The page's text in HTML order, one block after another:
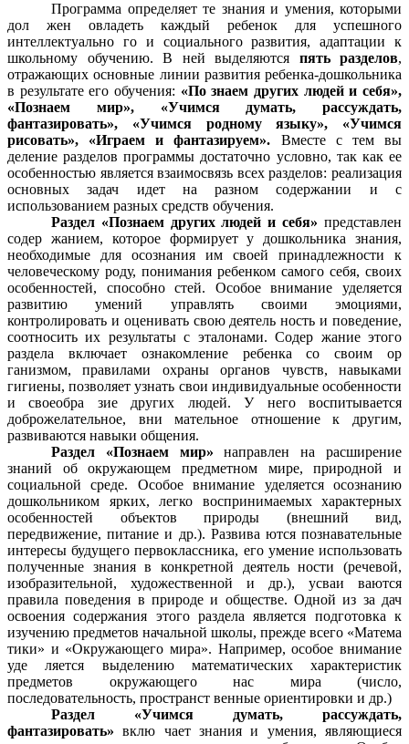
Программа определяет те знания и умения, которыми
дол жен овладеть каждый ребенок для успешного
интеллектуально го и социального развития, адаптации к
школьному обучению. В ней выделяются пять разделов,
отражающих основные линии развития ребенка-дошкольника
в результате его обучения: «По знаем других людей и себя»,
«Познаем мир», «Учимся думать, рассуждать,
фантазировать», «Учимся родному языку», «Учимся
рисовать», «Играем и фантазируем». Вместе с тем вы
деление разделов программы достаточно условно, так как ее
особенностью является взаимосвязь всех разделов: реализация
основных задач идет на разном содержании и с
использованием разных средств обучения.
Раздел «Познаем других людей и себя» представлен
содер жанием, которое формирует у дошкольника знания,
необходимые для осознания им своей принадлежности к
человеческому роду, понимания ребенком самого себя, своих
особенностей, способно стей. Особое внимание уделяется
развитию умений управлять своими эмоциями,
контролировать и оценивать свою деятель ность и поведение,
соотносить их результаты с эталонами. Содер жание этого
раздела включает ознакомление ребенка со своим ор
ганизмом, правилами охраны органов чувств, навыками
гигиены, позволяет узнать свои индивидуальные особенности
и своеобра зие других людей. У него воспитывается
доброжелательное, вни мательное отношение к другим,
развиваются навыки общения.
Раздел «Познаем мир» направлен на расширение
знаний об окружающем предметном мире, природной и
социальной среде. Особое внимание уделяется осознанию
дошкольником ярких, легко воспринимаемых характерных
особенностей объектов природы (внешний вид,
передвижение, питание и др.). Развива ются познавательные
интересы будущего первоклассника, его умение использовать
полученные знания в конкретной деятель ности (речевой,
изобразительной, художественной и др.), усваи ваются
правила поведения в природе и обществе. Одной из за дач
освоения содержания этого раздела является подготовка к
изучению предметов начальной школы, прежде всего «Матема
тики» и «Окружающего мира». Например, особое внимание
уде ляется выделению математических характеристик
предметов окружающего нас мира (число,
последовательность, пространст венные ориентировки и др.)
Раздел «Учимся думать, рассуждать,
фантазировать» вклю чает знания и умения, являющиеся